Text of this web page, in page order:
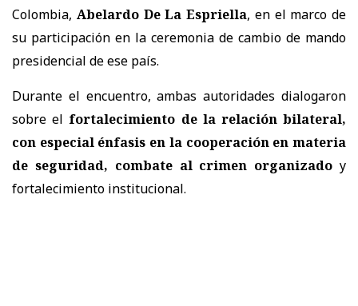
Colombia, Abelardo De La Espriella, en el marco de
su participación en la ceremonia de cambio de mando
presidencial de ese país.
Durante el encuentro, ambas autoridades dialogaron
sobre el fortalecimiento de la relación bilateral,
con especial énfasis en la cooperación en materia
de seguridad, combate al crimen organizado y
fortalecimiento institucional.